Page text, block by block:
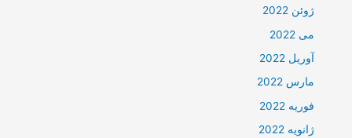
ژوئن 2022
می 2022
آوریل 2022
مارس 2022
فوریه 2022
ژانویه 2022